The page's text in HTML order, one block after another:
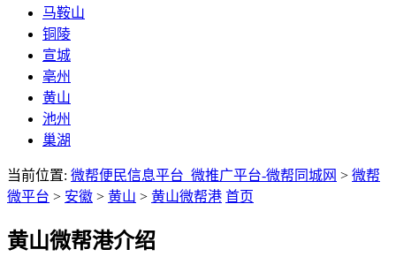
马鞍山
铜陵
宣城
亳州
黄山
池州
巢湖
当前位置: 微帮便民信息平台_微推广平台-微帮同城网 > 微帮
微平台 > 安徽 > 黄山 > 黄山微帮港 首页
黄山微帮港介绍